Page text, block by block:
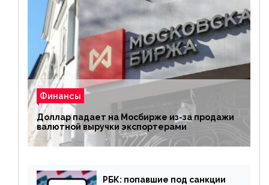
Финансы
Доллар падает на Мосбирже из-за продажи
валютной выручки экспортерами
РБК: попавшие под санкции